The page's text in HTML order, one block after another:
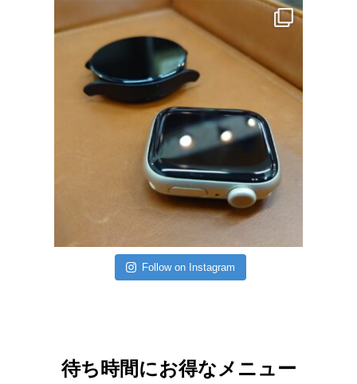
Follow on Instagram
待ち時間にお得なメニュー